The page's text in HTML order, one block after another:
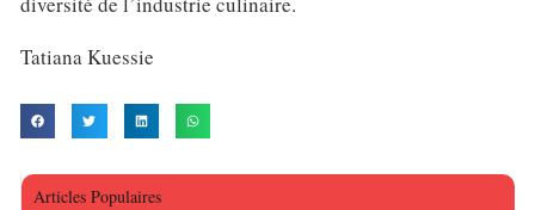
Tatiana Kuessie
Articles Populaires